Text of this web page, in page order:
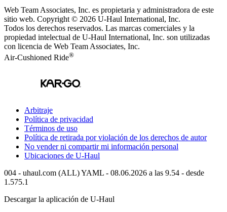
Web Team Associates, Inc. es propietaria y administradora de este
sitio web. Copyright © 2026 U-Haul International, Inc.
Todos los derechos reservados. Las marcas comerciales y la
propiedad intelectual de U-Haul International, Inc. son utilizadas
con licencia de Web Team Associates, Inc.
Air-Cushioned Ride®
Arbitraje
Política de privacidad
Términos de uso
Política de retirada por violación de los derechos de autor
No vender ni compartir mi información personal
Ubicaciones de U-Haul
004 - uhaul.com (ALL) YAML - 08.06.2026 a las 9.54 - desde
1.575.1
Descargar la aplicación de U-Haul